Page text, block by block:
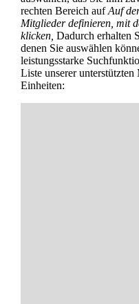
rechten Bereich aufAuf
Mitglieder definieren, mit
klicken, Dadurch erhalten
denen Sie auswählen
leistungsstarke
Liste unserer
Einheiten: